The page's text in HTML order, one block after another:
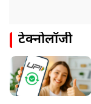
टेक्नोलॉजी